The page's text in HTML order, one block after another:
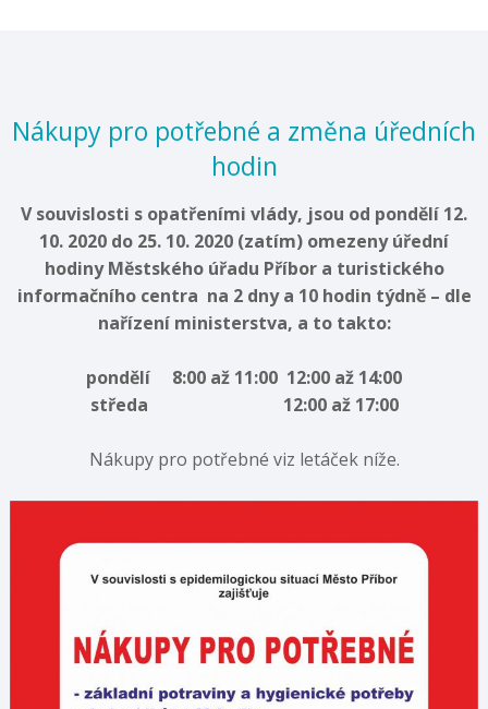
Nákupy pro potřebné a změna úředních
hodin
V souvislosti s opatřeními vlády, jsou od pondělí 12.
10. 2020 do 25. 10. 2020 (zatím) omezeny úřední
hodiny Městského úřadu Příbor a turistického
informačního centra na 2 dny a 10 hodin týdně – dle
nařízení ministerstva, a to takto:
pondělí 8:00 až 11:00 12:00 až 14:00
středa 12:00 až 17:00
Nákupy pro potřebné viz letáček níže.